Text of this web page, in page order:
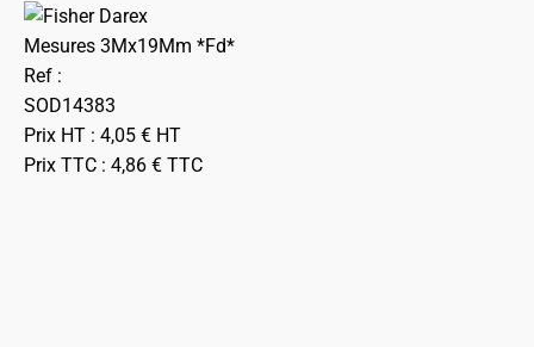
Mesures 3Mx19Mm *Fd*
Ref :
SOD14383
Prix HT : 4,05 € HT
Prix TTC : 4,86 € TTC